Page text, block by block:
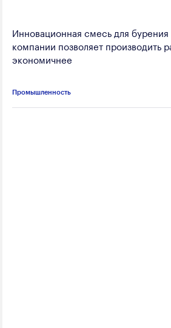
Инновационная смесь для бурения
компании позволяет производить
экономичнее
Промышленность